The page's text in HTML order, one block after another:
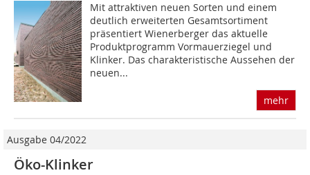
Mit attraktiven neuen Sorten und einem
deutlich erweiterten Gesamtsortiment
präsentiert Wienerberger das aktuelle
Produktprogramm Vormauerziegel und
Klinker. Das charakteristische Aussehen der
neuen...
mehr
Ausgabe 04/2022
Öko-Klinker